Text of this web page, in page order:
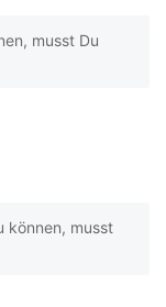
musst Du
können, musst